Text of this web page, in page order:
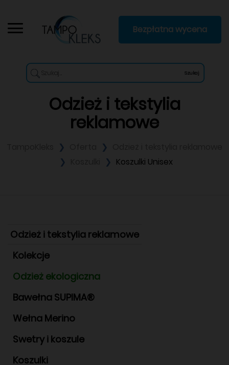
Szukaj
Bezpłatna wycena
Odzież i tekstylia
reklamowe
Koszulki Unisex
Odzież i tekstylia reklamowe
Kolekcje
Odzież ekologiczna
Bawełna SUPIMA®
Wełna Merino
Swetry i koszule
Koszulki